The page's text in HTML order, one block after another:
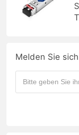
Melden Sie